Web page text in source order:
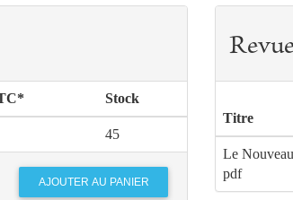
Stock
45
Titre
Le
pdf